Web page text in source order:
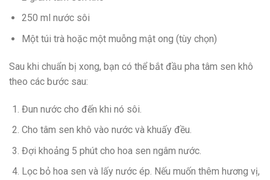
250 ml nước sôi
Một túi trà hoặc một muỗng mật ong (tùy chọn)
Sau khi chuẩn bị xong, bạn có thể bắt đầu pha tâm sen khô
theo các bước sau:
Đun nước cho đến khi nó sôi.
Cho tâm sen khô vào nước và khuấy đều.
Đợi khoảng 5 phút cho hoa sen ngâm nước.
Lọc bỏ hoa sen và lấy nước ép. Nếu muốn thêm hương vị,